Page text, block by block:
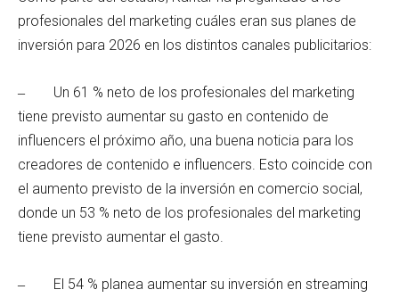
profesionales del marketing cuáles eran sus planes de
inversión para 2026 en los distintos canales publicitarios:
‒ Un 61 % neto de los profesionales del marketing
tiene previsto aumentar su gasto en contenido de
influencers el próximo año, una buena noticia para los
creadores de contenido e influencers. Esto coincide con
el aumento previsto de la inversión en comercio social,
donde un 53 % neto de los profesionales del marketing
tiene previsto aumentar el gasto.
‒ El 54 % planea aumentar su inversión en streaming